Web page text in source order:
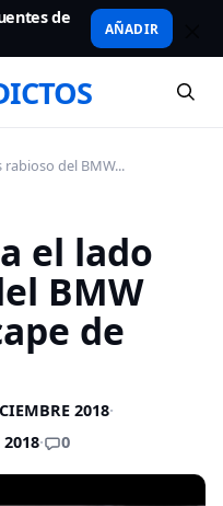
de
AÑADIR
del BMW...
el lado
BMW
de
2018·
2018· 0